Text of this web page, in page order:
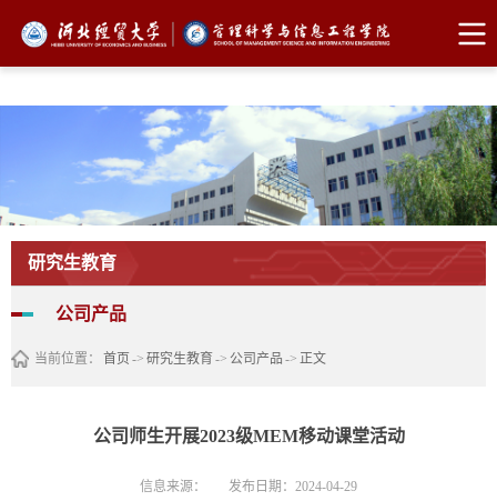
中国·太阳成集团tyc539(股份)有限公司
研究生教育
公司产品
当前位置： 首页 -> 研究生教育 -> 公司产品 -> 正文
公司师生开展2023级MEM移动课堂活动
信息来源： 发布日期：2024-04-29